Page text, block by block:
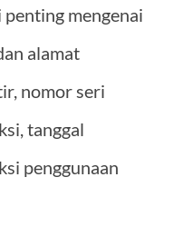
mengenai
alamat
nomor seri
tanggal
penggunaan